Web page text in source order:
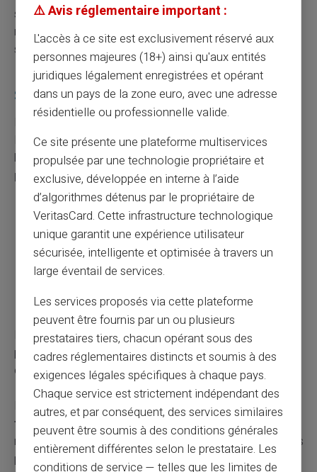
sécurité supplémentaire. De plus, toutes les enseignes
n’acceptent pas encore ce mode de paiement, bien que
son adoption soit en constante progression.
Sensibilisation et bonnes pratiques
Pour pallier ces inconvénients, il est crucial d’éduquer
les utilisateurs sur la manière de protéger leurs cartes et
bien comprendre les limites associées auplafond de
paiement.Voici quelques conseils utiles :
Ne jamais prêter sa carte de paiement sans
surveillance.
Surveiller régulièrement son compte pour détecter
rapidement toute anomalie.
Utiliser des portefeuilles anti-RFID pour empêcher
tout scan non désiré des cartes.
En adoptant ces bonnes pratiques, il est possible de
profiter pleinement des avantages des paiements sans
contact tout en minimisant les risques potentiels.
Lescartes de paiement sans contact, grâce à la
technologie NFC, ont transformé notre manière de
régler nos achats. Rapides, pratiques, et sécurisées, elles
présentent de nombreux avantages qui en font le choix
⚠️ Avis réglementaire important :
L'accès à ce site est exclusivement réservé aux
personnes majeures (18+) ainsi qu'aux entités
juridiques légalement enregistrées et opérant
dans un pays de la zone euro, avec une adresse
résidentielle ou professionnelle valide.
Ce site présente une plateforme multiservices
propulsée par une technologie propriétaire et
exclusive, développée en interne à l’aide
d’algorithmes détenus par le propriétaire de
VeritasCard. Cette infrastructure technologique
unique garantit une expérience utilisateur
sécurisée, intelligente et optimisée à travers un
large éventail de services.
Les services proposés via cette plateforme
peuvent être fournis par un ou plusieurs
prestataires tiers, chacun opérant sous des
cadres réglementaires distincts et soumis à des
exigences légales spécifiques à chaque pays.
Chaque service est strictement indépendant des
autres, et par conséquent, des services similaires
peuvent être soumis à des conditions générales
entièrement différentes selon le prestataire. Les
conditions de service — telles que les limites de